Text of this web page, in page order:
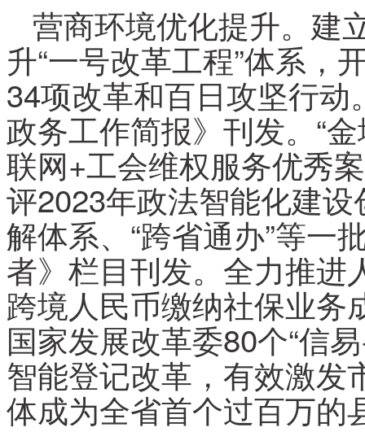
营商环境优化提升。建
升“一号改革工程”体系，
34项改革和百日攻坚行动
政务工作简报》刊发。“
联网+工会维权服务优秀
评2023年政法智能化建
解体系、“跨省通办”等一
者》栏目刊发。全力推进
跨境人民币缴纳社保业务
国家发展改革委80个“信
智能登记改革，有效激发
体成为全省首个过百万的